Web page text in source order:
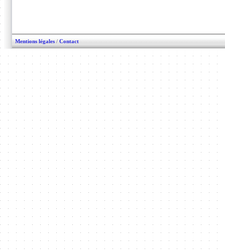
Mentions légales / Contact